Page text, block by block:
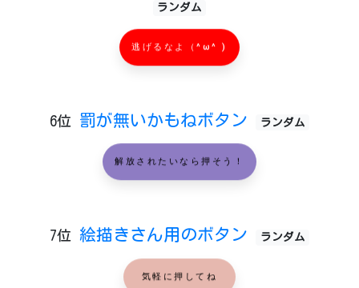
ランダム
逃げるなよ（^ω^ )
6位 罰が無いかもねボタン ランダム
解放されたいなら押そう！
7位 絵描きさん用のボタン ランダム
気軽に押してね